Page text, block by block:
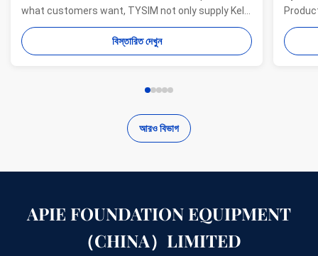
what customers want, TYSIM not only supply Kelly
bars for drill rigs of world’s top brands, but also
provide one-stop solution for the world foundation
construction users. While providing customized
বিস্তারিত দেখুন
offer
আরও বিভাগ
APIE FOUNDATION EQUIPMENT
（CHINA）LIMITED